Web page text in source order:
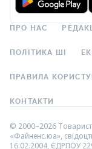
ПРО НАС
ПОЛІТИКА ШІ
ПРАВИЛА
КОНТАКТИ
© 2000–2026
«Файненс.юа»,
16.02.2004, ЄДРПОУ